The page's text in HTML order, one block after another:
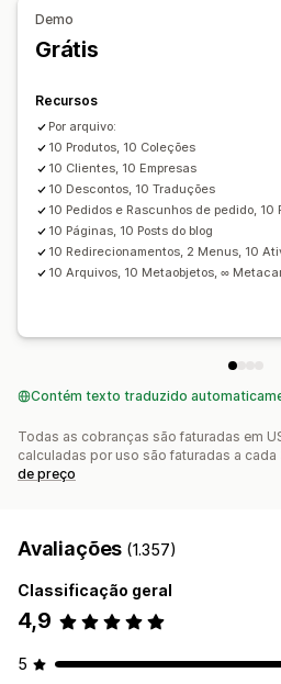
Importação e exportação de CSV
Sincronização de dados
Exportação em massa
FTP/SFTP
Suporte
CSV
Atualizações em massa
Descontos Estoque Metacampos
Migrar de plataforma
Demo
Grátis
Recursos
Por arquivo:
10 Produtos, 10 Coleções
10 Clientes, 10 Empresas
10 Descontos, 10 Traduções
10 Pedidos e Rascunhos de pedido, 10
10 Páginas, 10 Posts do blog
10 Redirecionamentos, 2 Menus, 10
10 Arquivos, 10 Metaobjetos, ∞
Contém texto traduzido
Todas as cobranças são faturadas em
calculadas por uso são faturadas a cada
de preço
Avaliações (1.357)
Classificação geral
4,9
5